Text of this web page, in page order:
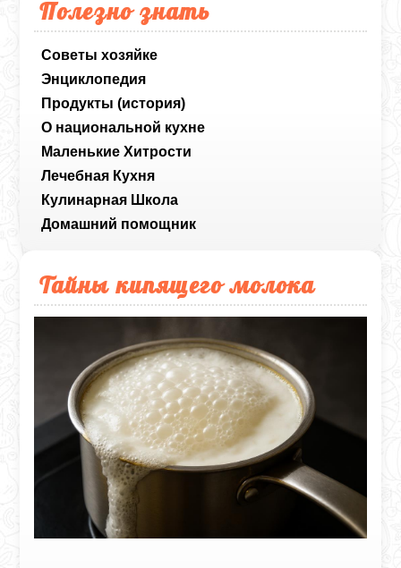
Полезно знать
Советы хозяйке
Энциклопедия
Продукты (история)
О национальной кухне
Маленькие Хитрости
Лечебная Кухня
Кулинарная Школа
Домашний помощник
Тайны кипящего молока